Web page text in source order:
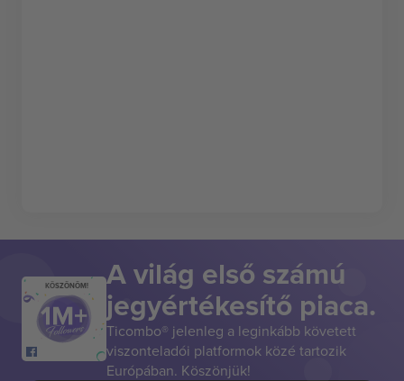
KÖSZÖNÖM! A világ első számú
jegyértékesítő piaca.
Ticombo® jelenleg a leginkább követett
viszonteladói platformok közé tartozik
Európában. Köszönjük!